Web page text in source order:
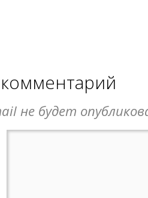
не будет